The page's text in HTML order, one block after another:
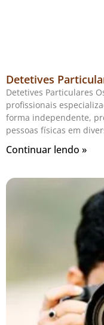
Detetives
Detetives Particulares
profissionais
forma independente,
pessoas físicas em
Continuar lendo »